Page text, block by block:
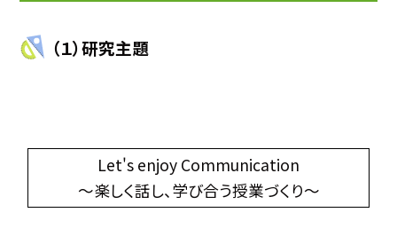
（１）研究主題
Let's enjoy Communication
〜楽しく話し、学び合う授業づくり〜